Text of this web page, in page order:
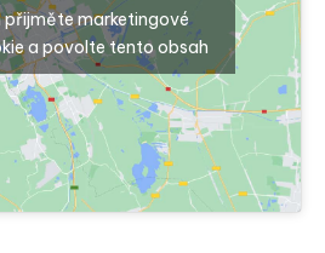
přijměte marketingové
a povolte tento obsah